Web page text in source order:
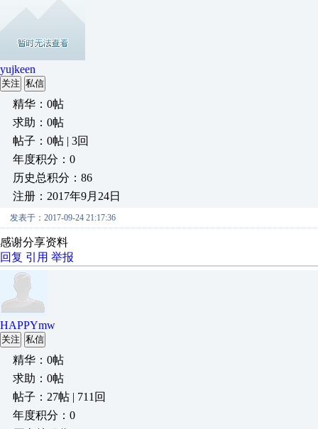
yujkeen
关注 私信
精华：0帖
求助：0帖
帖子：0帖 | 3回
年度积分：0
历史总积分：86
注册：2017年9月24日
发表于：2017-09-24 21:17:36
感谢分享资料
回复 引用 举报
HAPPYmw
关注 私信
精华：0帖
求助：0帖
帖子：27帖 | 711回
年度积分：0